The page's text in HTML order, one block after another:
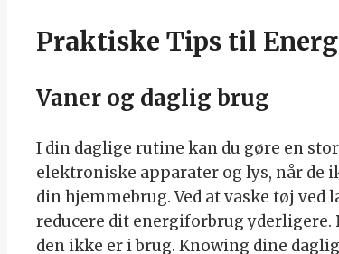
Praktiske Tips til
Vaner og daglig brug
I din daglige rutine kan du gøre en
elektroniske apparater og lys, når de
din hjemmebrug. Ved at vaske tøj ved
reducere dit energiforbrug yderligere.
den ikke er i brug. Knowing dine